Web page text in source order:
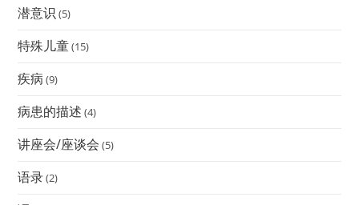
潜意识 (5)
特殊儿童(15)
疾病 (9)
病患的描述 (4)
讲座会/座谈会 (5)
语录(2)